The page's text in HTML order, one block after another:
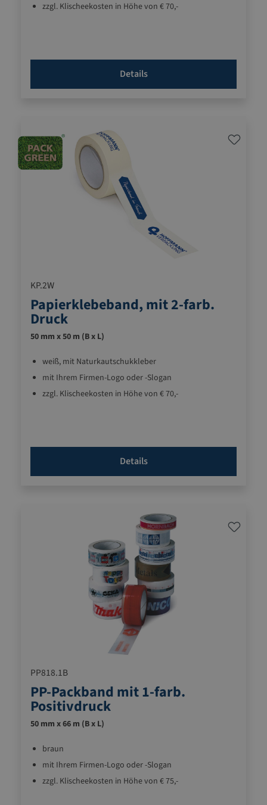
zzgl. Klischeekosten in Höhe von € 70,-
Details
KP.2W
Papierklebeband, mit 2-farb.
Druck
50 mm x 50 m (B x L)
weiß, mit Naturkautschukkleber
mit Ihrem Firmen-Logo oder -Slogan
zzgl. Klischeekosten in Höhe von € 70,-
Details
PP818.1B
PP-Packband mit 1-farb.
Positivdruck
50 mm x 66 m (B x L)
braun
mit Ihrem Firmen-Logo oder -Slogan
zzgl. Klischeekosten in Höhe von € 75,-